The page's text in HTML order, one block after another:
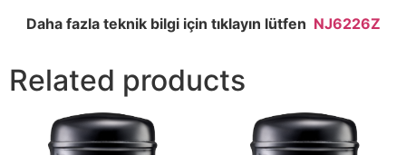
Daha fazla teknik bilgi için tıklayın lütfen NJ6226Z
Related products